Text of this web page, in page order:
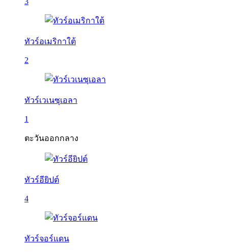
ทัวร์อเมริกาใต้
2
ทัวร์เวเนซุเอลา
1
ตะวันออกกลาง
ทัวร์อียิปต์
4
ทัวร์จอร์แดน